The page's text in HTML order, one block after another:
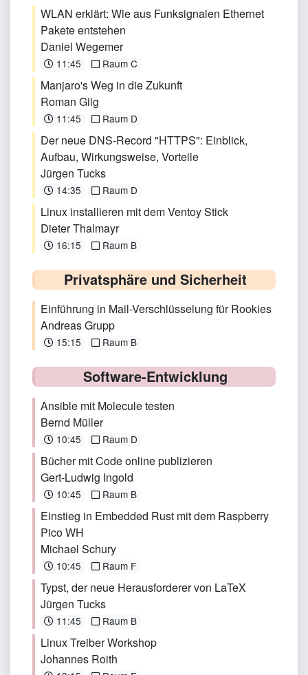
WLAN erklärt: Wie aus Funksignalen Ethernet
Pakete entstehen
Daniel Wegemer
11:45 Raum C
Manjaro's Weg in die Zukunft
Roman Gilg
11:45 Raum D
Der neue DNS-Record "HTTPS": Einblick,
Aufbau, Wirkungsweise, Vorteile
Jürgen Tucks
14:35 Raum D
Linux installieren mit dem Ventoy Stick
Dieter Thalmayr
16:15 Raum B
Privatsphäre und Sicherheit
Einführung in Mail-Verschlüsselung für Rookies
Andreas Grupp
15:15 Raum B
Software-Entwicklung
Ansible mit Molecule testen
Bernd Müller
10:45 Raum D
Bücher mit Code online publizieren
Gert-Ludwig Ingold
10:45 Raum B
Einstieg in Embedded Rust mit dem Raspberry
Pico WH
Michael Schury
10:45 Raum F
Typst, der neue Herausforderer von LaTeX
Jürgen Tucks
11:45 Raum B
Linux Treiber Workshop
Johannes Roith